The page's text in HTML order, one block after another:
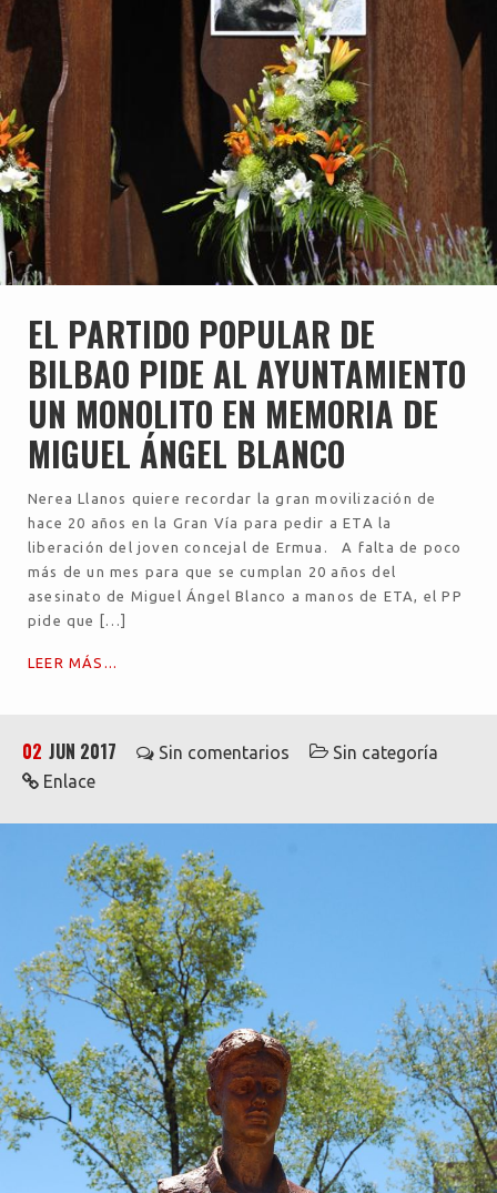
EL PARTIDO POPULAR DE
BILBAO PIDE AL AYUNTAMIENTO
UN MONOLITO EN MEMORIA DE
MIGUEL ÁNGEL BLANCO
Nerea Llanos quiere recordar la gran movilización de
hace 20 años en la Gran Vía para pedir a ETA la
liberación del joven concejal de Ermua. A falta de poco
más de un mes para que se cumplan 20 años del
asesinato de Miguel Ángel Blanco a manos de ETA, el PP
pide que […]
LEER MÁS...
02 JUN 2017 Sin comentarios
Sin categoría
Enlace